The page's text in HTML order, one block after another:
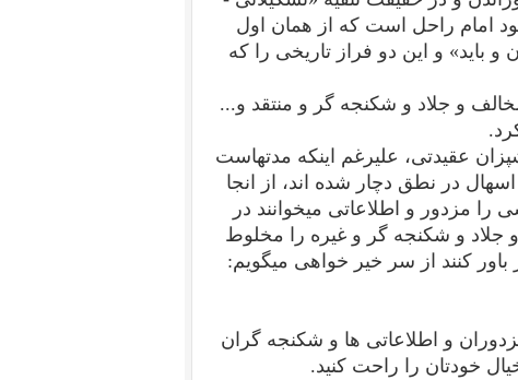
امام راحل است که از همان اول
و باید» و این دو فراز تاریخی را که
و جلاد و شکنجه گر و منتقد و...
عقیدتی، علیرغم اینکه مدتهاست
در نطق دچار شده اند، از انجا
مزدور و اطلاعاتی میخوانند در
و شکنجه گر و غیره را مخلوط
کنند از سر خیر خواهی میگویم:
و اطلاعاتی ها و شکنجه گران
خودتان را راحت کنید.